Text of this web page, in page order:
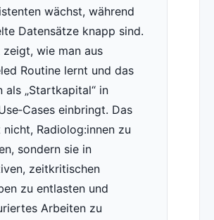
wächst, während
Datensätze knapp sind.
zeigt, wie man aus
Routine lernt und das
als „Startkapital“ in
einbringt. Das
nicht, Radiolog:innen zu
sondern sie in
zeitkritischen
zu entlasten und
Arbeiten zu